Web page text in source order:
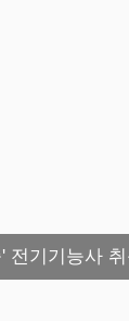
전기기능사